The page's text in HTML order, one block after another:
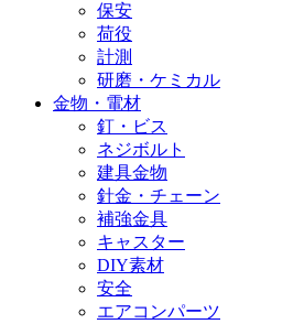
保安
荷役
計測
研磨・ケミカル
金物・電材
釘・ビス
ネジボルト
建具金物
針金・チェーン
補強金具
キャスター
DIY素材
安全
エアコンパーツ